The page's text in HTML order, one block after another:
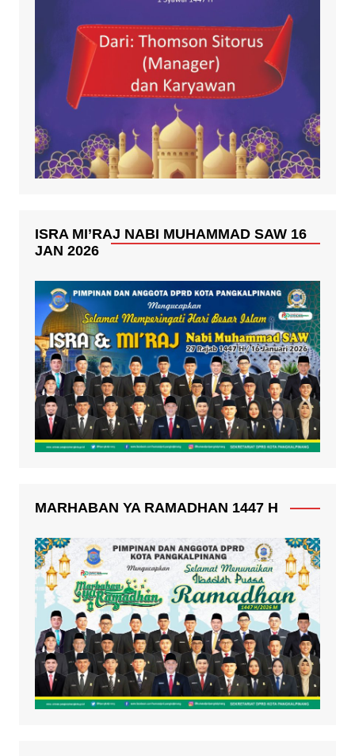
ISRA MI’RAJ NABI MUHAMMAD SAW 16
JAN 2026
MARHABAN YA RAMADHAN 1447 H